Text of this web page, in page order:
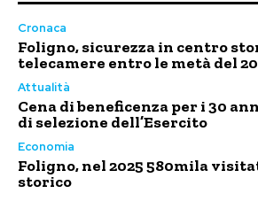
Cronaca
Foligno, sicurezza in centro
telecamere entro le metà del
Attualità
Cena di beneficenza per i 30
di selezione dell’Esercito
Economia
Foligno, nel 2025 580mila
storico